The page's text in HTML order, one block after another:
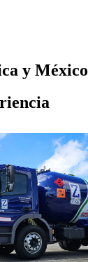
y México